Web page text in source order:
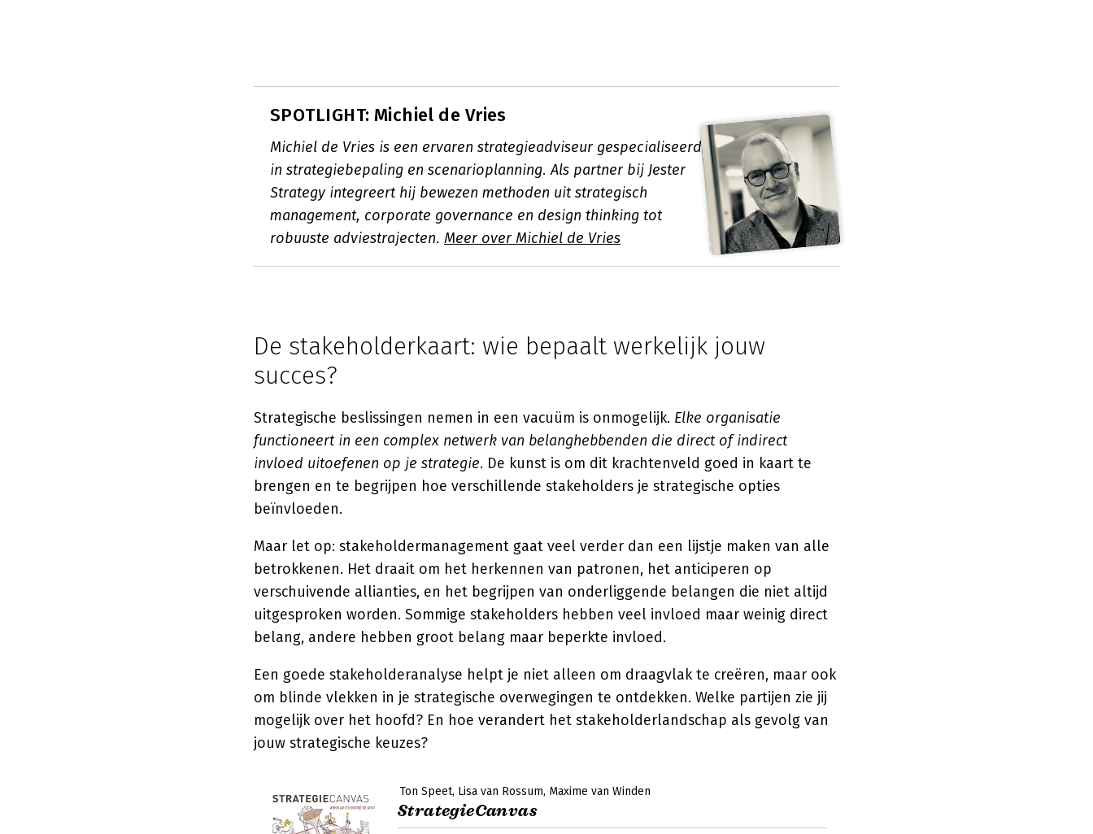
SPOTLIGHT: Michiel de Vries
Michiel de Vries is een ervaren strategieadviseur gespecialiseerd
in strategiebepaling en scenarioplanning. Als partner bij Jester
Strategy integreert hij bewezen methoden uit strategisch
management, corporate governance en design thinking tot
robuuste adviestrajecten. Meer over Michiel de Vries
De stakeholderkaart: wie bepaalt werkelijk jouw
succes?
Strategische beslissingen nemen in een vacuüm is onmogelijk. Elke organisatie
functioneert in een complex netwerk van belanghebbenden die direct of indirect
invloed uitoefenen op je strategie. De kunst is om dit krachtenveld goed in kaart te
brengen en te begrijpen hoe verschillende stakeholders je strategische opties
beïnvloeden.
Maar let op: stakeholdermanagement gaat veel verder dan een lijstje maken van alle
betrokkenen. Het draait om het herkennen van patronen, het anticiperen op
verschuivende allianties, en het begrijpen van onderliggende belangen die niet altijd
uitgesproken worden. Sommige stakeholders hebben veel invloed maar weinig direct
belang, andere hebben groot belang maar beperkte invloed.
Een goede stakeholderanalyse helpt je niet alleen om draagvlak te creëren, maar ook
om blinde vlekken in je strategische overwegingen te ontdekken. Welke partijen zie jij
mogelijk over het hoofd? En hoe verandert het stakeholderlandschap als gevolg van
jouw strategische keuzes?
Ton Speet Lisa van Rossum Maxime van Winden
StrategieCanvas